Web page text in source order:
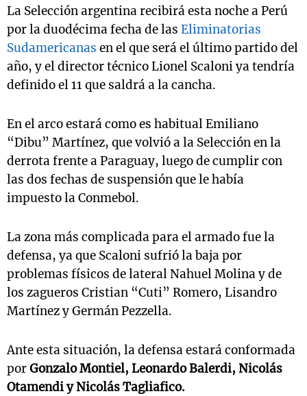
La Selección argentina recibirá esta noche a Perú
por la duodécima fecha de las Eliminatorias
Sudamericanas en el que será el último partido del
año, y el director técnico Lionel Scaloni ya tendría
definido el 11 que saldrá a la cancha.
En el arco estará como es habitual Emiliano
“Dibu” Martínez, que volvió a la Selección en la
derrota frente a Paraguay, luego de cumplir con
las dos fechas de suspensión que le había
impuesto la Conmebol.
La zona más complicada para el armado fue la
defensa, ya que Scaloni sufrió la baja por
problemas físicos de lateral Nahuel Molina y de
los zagueros Cristian “Cuti” Romero, Lisandro
Martínez y Germán Pezzella.
Ante esta situación, la defensa estará conformada
porGonzalo Montiel, Leonardo Balerdi, Nicolás
Otamendi y Nicolás Tagliafico.